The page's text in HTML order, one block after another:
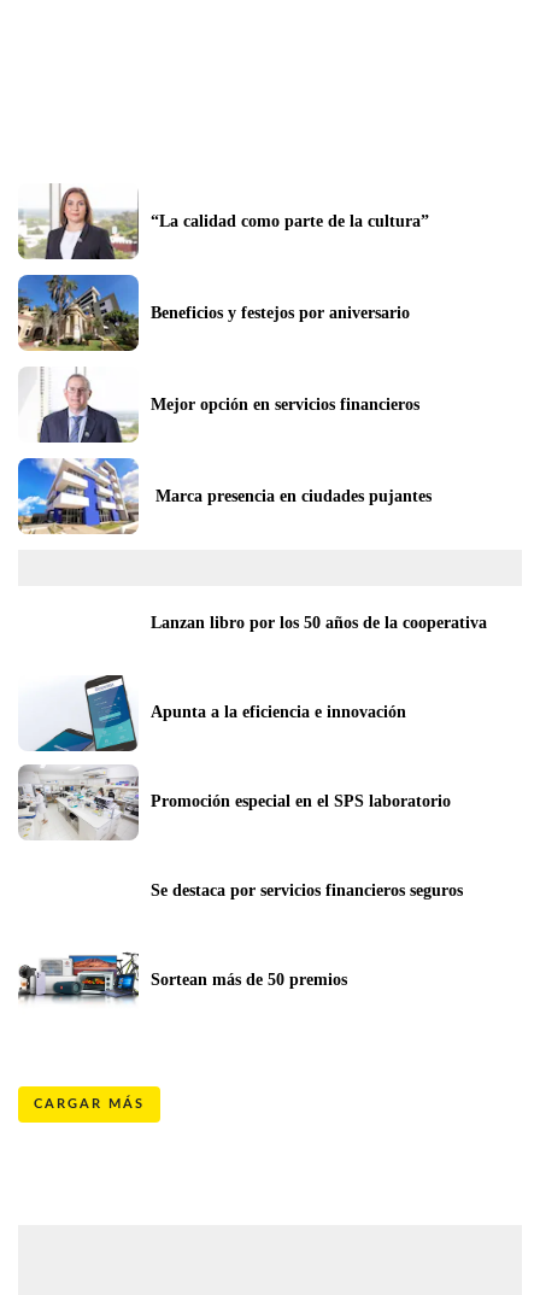
“La calidad como parte de la cultura”
Beneficios y festejos por aniversario
Mejor opción en servicios financieros
Marca presencia en ciudades pujantes
Lanzan libro por los 50 años de la cooperativa
Apunta a la eficiencia e innovación
Promoción especial en el SPS laboratorio
Se destaca por servicios financieros seguros
Sortean más de 50 premios
CARGAR MÁS